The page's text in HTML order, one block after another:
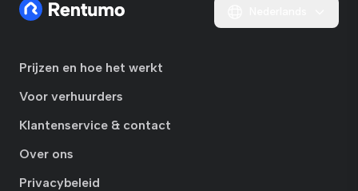
Prijzen en hoe het werkt
Voor verhuurders
Klantenservice & contact
Over ons
Privacybeleid